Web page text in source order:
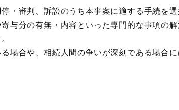
・審判、訴訟のうち本事案に適する手続を選
与分の有無・内容といった専門的な事項の
場合や、相続人間の争いが深刻である場合に